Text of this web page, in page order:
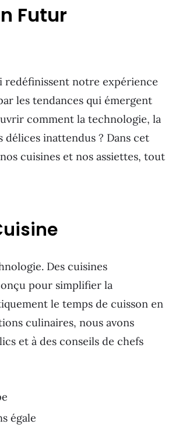
Futur
redéfinissent notre expérience
les tendances qui émergent
comment la technologie, la
inattendus ? Dans cet
cuisines et nos assiettes, tout
Des cuisines
pour simplifier la
le temps de cuisson en
culinaires, nous avons
et à des conseils de chefs
égale